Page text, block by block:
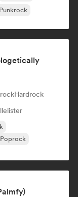
Punkrock
Hardrock
Poprock